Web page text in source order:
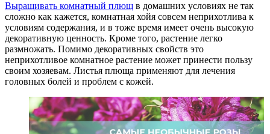
Выращивать комнатный плющ в домашних условиях не так
сложно как кажется, комнатная хойя совсем неприхотлива к
условиям содержания, и в тоже время имеет очень высокую
декоративную ценность. Кроме того, растение легко
размножать. Помимо декоративных свойств это
неприхотливое комнатное растение может принести пользу
своим хозяевам. Листья плюща применяют для лечения
головных болей и проблем с кожей.